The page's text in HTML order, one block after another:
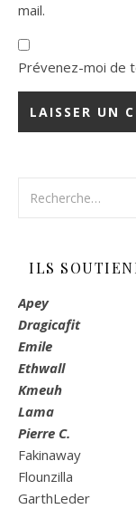
mail.
Prévenez-moi de
ILS
Apey
Dragicafit
Emile
Ethwall
Kmeuh
Lama
Pierre C.
Fakinaway
Flounzilla
GarthLeder